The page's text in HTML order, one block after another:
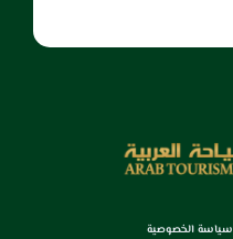
سياسة الخصوصية